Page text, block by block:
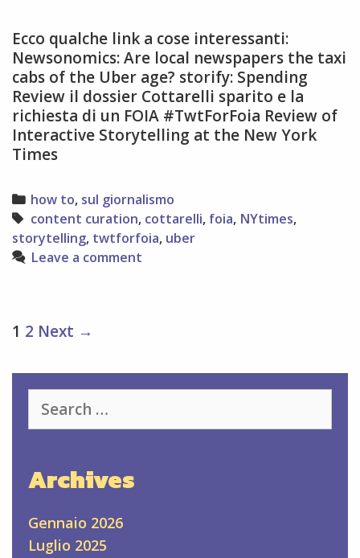
Ecco qualche link a cose interessanti:
Newsonomics: Are local newspapers the taxi
cabs of the Uber age? storify: Spending
Review il dossier Cottarelli sparito e la
richiesta di un FOIA #TwtForFoia Review of
Interactive Storytelling at the New York
Times
Categories
how to, sul giornalismo
Tags
content curation, cottarelli, foia, NYtimes,
storytelling, twtforfoia, uber
Leave a comment
Post
1 2 Next →
for:
Archives
Gennaio 2026
Luglio 2025